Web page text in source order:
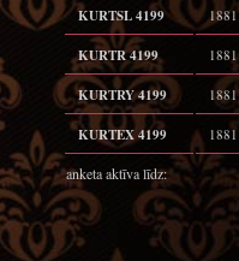
KURTSL 4199 1881
KURTR 4199 1881
KURTRY 4199 1881
KURTEX 4199 1881
anketa aktīva līdz: